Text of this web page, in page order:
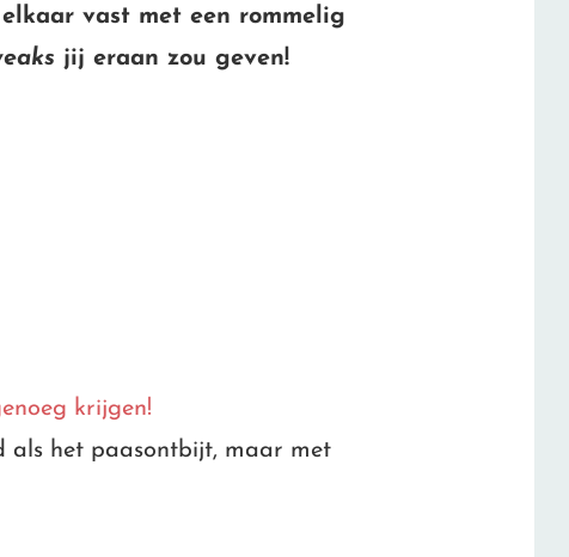
vast met een rommelig
jij eraan zou geven!
krijgen!
als het paasontbijt, maar met